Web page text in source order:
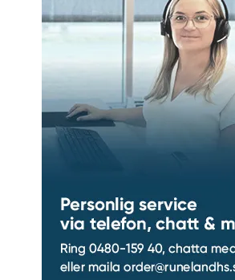
FÖR PROFFS INOM
INDUSTRI OCH LAGER